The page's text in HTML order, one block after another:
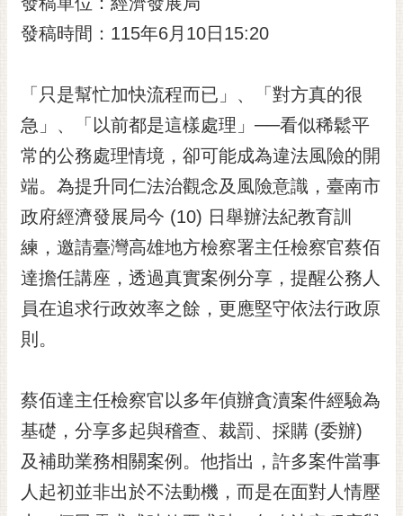
市民互動
黃
偉
哲
光
花
桐
花
網
站
導
覽
訂
發稿時間：115年6月10日15:20
「只是幫忙加快流程而已」、「對方真的很
急」、「以前都是這樣處理」──看似稀鬆平
常的公務處理情境，卻可能成為違法風險的開
端。為提升同仁法治觀念及風險意識，臺南市
政府經濟發展局今 (10) 日舉辦法紀教育訓
練，邀請臺灣高雄地方檢察署主任檢察官蔡佰
達擔任講座，透過真實案例分享，提醒公務人
員在追求行政效率之餘，更應堅守依法行政原
則。
蔡佰達主任檢察官以多年偵辦貪瀆案件經驗為
基礎，分享多起與稽查、裁罰、採購 (委辦)
及補助業務相關案例。他指出，許多案件當事
人起初並非出於不法動機，而是在面對人情壓